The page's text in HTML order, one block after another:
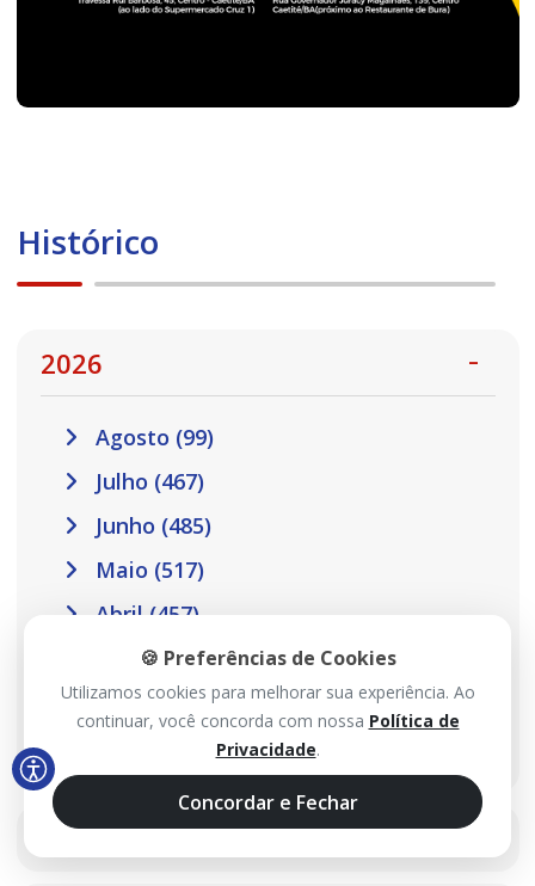
Histórico
2026
Agosto (99)
Julho (467)
Junho (485)
Maio (517)
Abril (457)
Março (410)
Fevereiro (301)
Janeiro (302)
2025
🍪 Preferências de Cookies
Utilizamos cookies para melhorar sua experiência. Ao
continuar, você concorda com nossa Política de
Privacidade.
Concordar e Fechar